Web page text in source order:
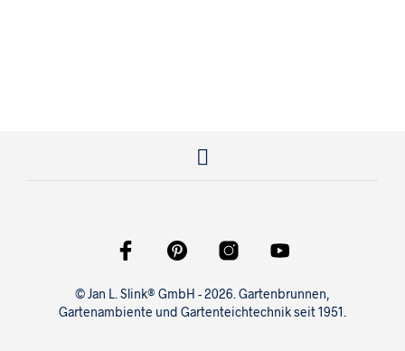
© Jan L. Slink® GmbH - 2026. Gartenbrunnen,
Gartenambiente und Gartenteichtechnik seit 1951.